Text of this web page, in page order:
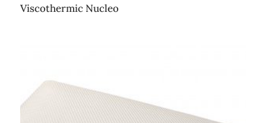
Viscothermic Nucleo